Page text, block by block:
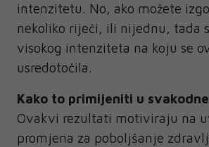
intenzitetu. No, ako možete
nekoliko riječi, ili nijednu, tada
visokog intenziteta na koju se
usredotočila.
Kako to primijeniti u
Ovakvi rezultati motiviraju na
promjena za poboljšanje